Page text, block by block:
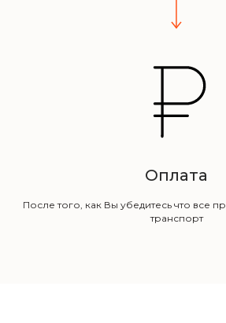
Оплата
После того, как Вы убедитесь что все
транспорт